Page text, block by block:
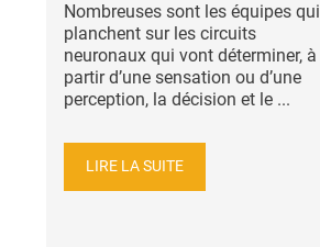
Nombreuses sont les équipes qui
planchent sur les circuits
neuronaux qui vont déterminer, à
partir d’une sensation ou d’une
perception, la décision et le ...
LIRE LA SUITE